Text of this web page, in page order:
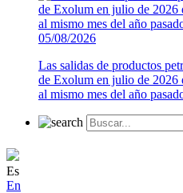
05/08/2026
Las salidas de productos
de Exolum en julio de 2026
al mismo mes del año
Es
En